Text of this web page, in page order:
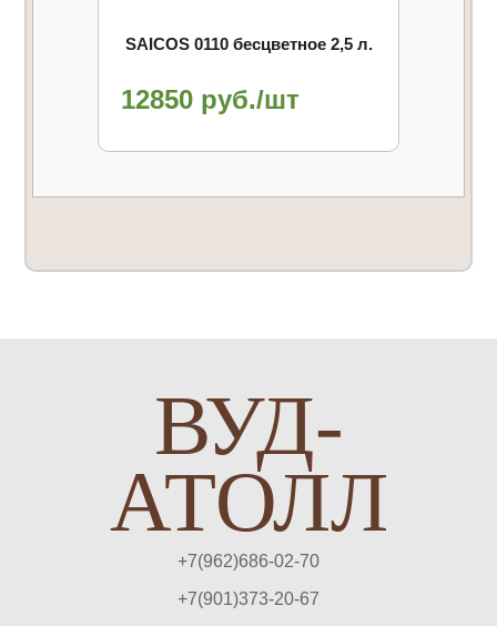
SAICOS 0110 бесцветное 2,5 л.
12850 руб./шт
ВУД-
АТОЛЛ
+7(962)686-02-70
+7(901)373-20-67